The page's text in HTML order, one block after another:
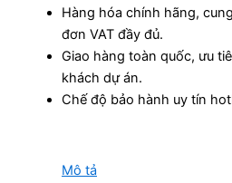
Hàng hóa chính hãng,
đơn VAT đầy đủ.
Giao hàng toàn quốc, ưu
khách dự án.
Chế độ bảo hành uy tín
Mô tả